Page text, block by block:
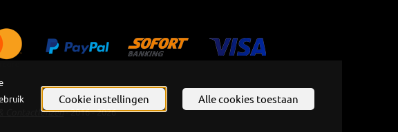
Contactlenzen- 2016 - 2026
Cookie instellingen Alle cookies toestaan